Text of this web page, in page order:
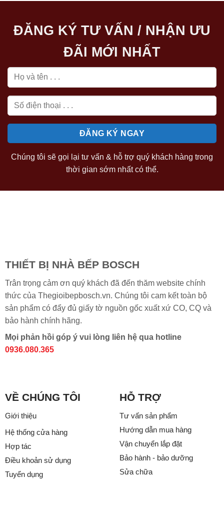
ĐĂNG KÝ TƯ VẤN / NHẬN ƯU
ĐÃI MỚI NHẤT
Chúng tôi sẽ gọi lại tư vấn & hỗ trợ quý khách hàng trong
thời gian sớm nhất có thể.
THIẾT BỊ NHÀ BẾP BOSCH
Trân trọng cảm ơn quý khách đã đến thăm website chính
thức của Thegioibepbosch.vn. Chúng tôi cam kết toàn bộ
sản phẩm có đẩy đủ giấy tờ nguồn gốc xuất xứ CO, CQ và
bảo hành chính hãng.
Mọi phản hồi góp ý vui lòng liên hệ qua hotline
0936.080.365
VỀ CHÚNG TÔI
Giới thiệu
Hệ thống cửa hàng
Hợp tác
Điều khoản sử dụng
Tuyển dụng
HỖ TRỢ
Tư vấn sản phẩm
Hướng dẫn mua hàng
Vận chuyển lắp đặt
Bảo hành - bảo dưỡng
Sửa chữa